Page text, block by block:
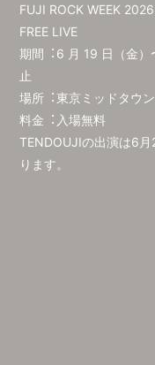
FUJI ROCK WEEK
FREE LIVE
期間︓6 ⽉ 19 ⽇（⾦
⽌
場所︓東京ミッドタウ
料⾦︓⼊場無料
TENDOUJIの出演は6
ります。